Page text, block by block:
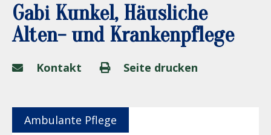
Gabi Kunkel, Häusliche
Alten- und Krankenpflege
Kontakt Seite drucken
Ambulante Pflege